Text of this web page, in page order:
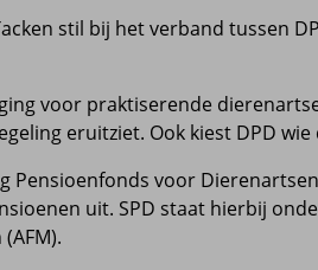
stil bij het verband tussen
voor praktiserende
eruitziet. Ook kiest DPD
Pensioenfonds voor
uit. SPD staat hierbij